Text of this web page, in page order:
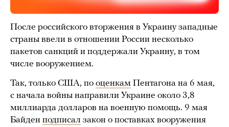
После российского вторжения в Украину западные
страны ввели в отношении России несколько
пакетов санкций и поддержали Украину, в том
числе вооружением.
Так, только США, по оценкам Пентагона на 6 мая,
с начала войны направили Украине около 3,8
миллиарда долларов на военную помощь. 9 мая
Байден подписал закон о поставках вооружения